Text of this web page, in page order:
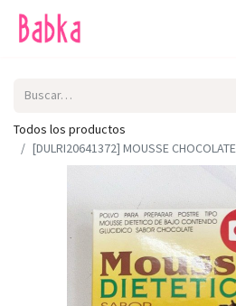
Todos los productos
[DULRI20641372] MOUSSE